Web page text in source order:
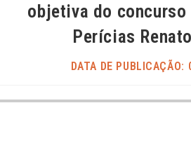
objetiva do concurso
Perícias
DATA DE